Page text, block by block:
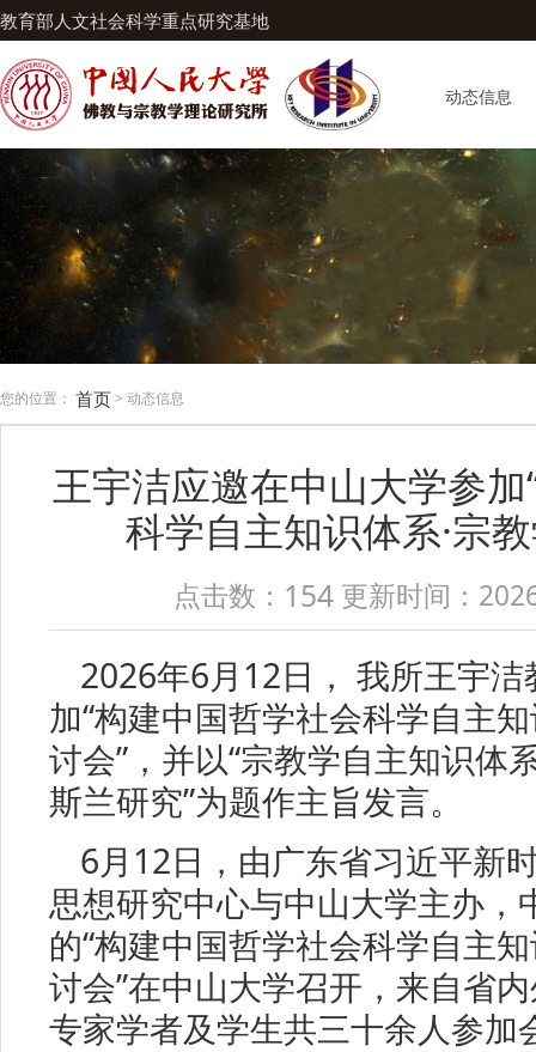
教育部人文社会科学重点研究基地
动态信息
您的位置： 首页> 动态信息
王宇洁应邀在中山大学参
科学自主知识体系·宗
点击数： 154 更新时间：
2026年6月12日， 我所王宇
加“构建中国哲学社会科学自主
讨会”，并以“宗教学自主知识体
斯兰研究”为题作主旨发言。
6月12日，由广东省习近平新
思想研究中心与中山大学主办，
的“构建中国哲学社会科学自主
讨会”在中山大学召开，来自省
专家学者及学生共三十余人参加